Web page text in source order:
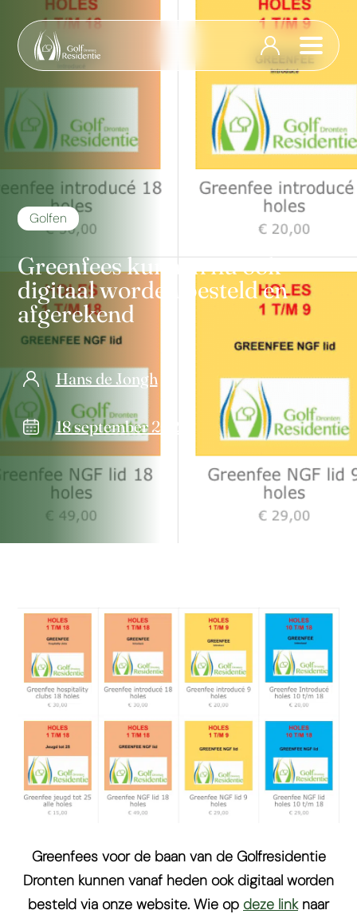
Golfen
Greenfees kunnen nu ook
digitaal worden besteld en
afgerekend
Hans de Jongh
18 september 2020
Greenfees voor de baan van de Golfresidentie
Dronten kunnen vanaf heden ook digitaal worden
besteld via onze website. Wie op deze linknaar